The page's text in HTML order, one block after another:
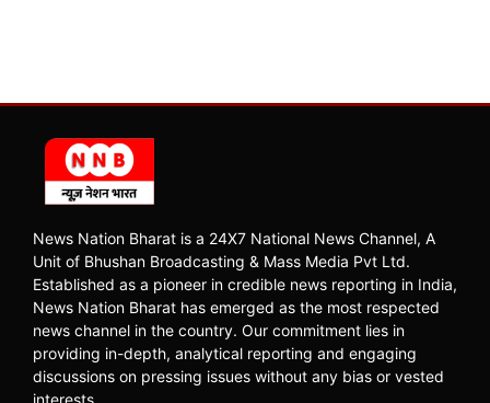
News Nation Bharat is a 24X7 National News Channel, A
Unit of Bhushan Broadcasting & Mass Media Pvt Ltd.
Established as a pioneer in credible news reporting in India,
News Nation Bharat has emerged as the most respected
news channel in the country. Our commitment lies in
providing in-depth, analytical reporting and engaging
discussions on pressing issues without any bias or vested
interests.